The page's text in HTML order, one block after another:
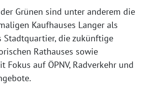
Grünen sind unter anderem die
Kaufhauses Langer als
die zukünftige
Rathauses sowie
Fokus auf ÖPNV, Radverkehr und